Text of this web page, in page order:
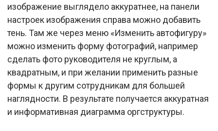
изображение выглядело аккуратнее, на панели
настроек изображения справа можно добавить
тень. Там же через меню «Изменить автофигуру»
можно изменить форму фотографий, например
сделать фото руководителя не круглым, а
квадратным, и при желании применить разные
формы к другим сотрудникам для большей
наглядности. В результате получается аккуратная
и информативная диаграмма оргструктуры.